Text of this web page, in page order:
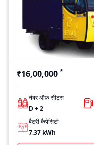
₹16,00,000 *
नंबर ऑफ़ सीट्स
D + 2
बैटरी कैपेसिटी
7.37 kWh